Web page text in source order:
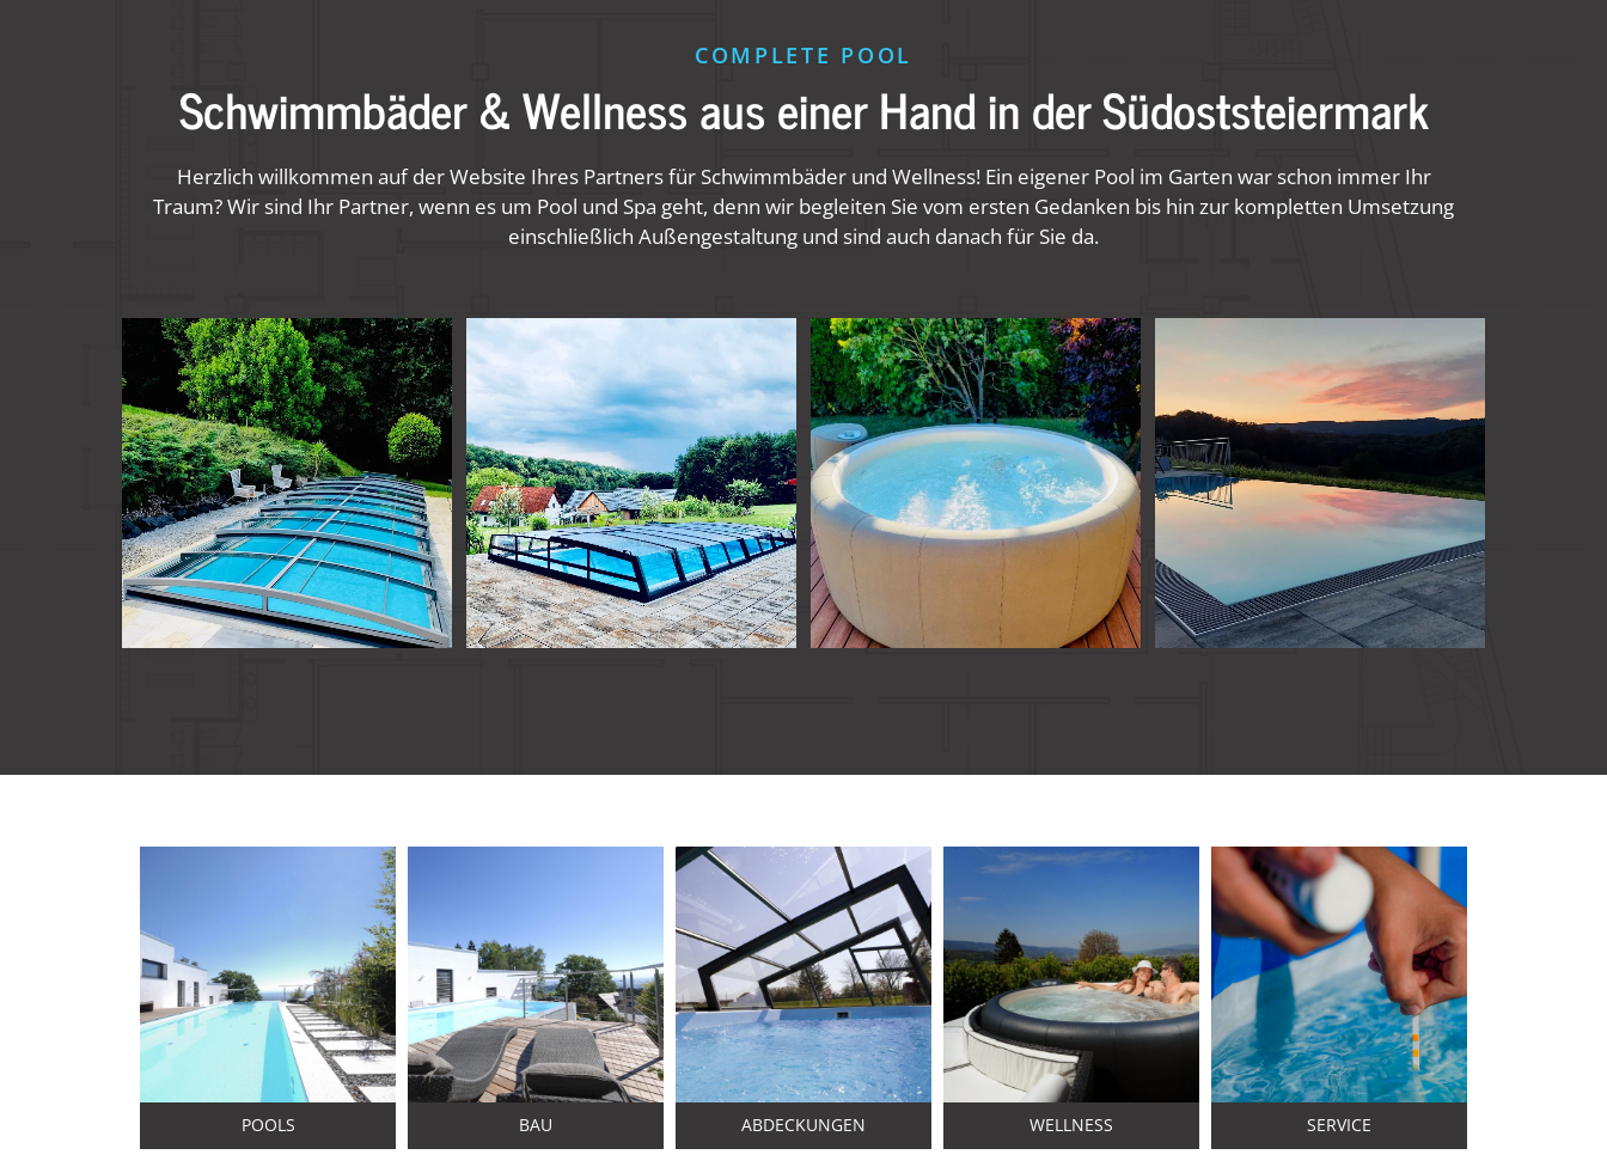
COMPLETE POOL
Schwimmbäder & Wellness aus einer Hand in der Südoststeiermark
Herzlich willkommen auf der Website Ihres Partners für Schwimmbäder und Wellness! Ein eigener Pool im Garten war schon immer Ihr
Traum? Wir sind Ihr Partner, wenn es um Pool und Spa geht, denn wir begleiten Sie vom ersten Gedanken bis hin zur kompletten Umsetzung
einschließlich Außengestaltung und sind auch danach für Sie da.
POOLS BAU ABDECKUNGEN WELLNESS SERVICE